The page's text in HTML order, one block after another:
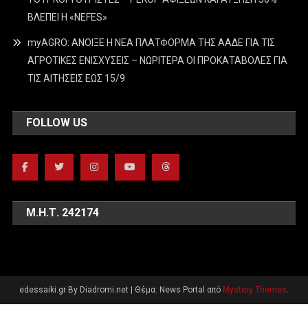
ΒΛΕΠΕΙ Η «NEFES»
myAGRO: ΑΝΟΙΞΕ Η ΝΕΑ ΠΛΑΤΦΟΡΜΑ ΤΗΣ ΑΑΔΕ ΓΙΑ ΤΙΣ
ΑΓΡΟΤΙΚΕΣ ΕΝΙΣΧΥΣΕΙΣ – ΝΩΡΙΤΕΡΑ ΟΙ ΠΡΟΚΑΤΑΒΟΛΕΣ ΓΙΑ
ΤΙΣ ΑΙΤΗΣΕΙΣ ΕΩΣ 15/9
FOLLOW US
Μ.Η.Τ. 242174
edessaiki.gr By Diadromi.net Θέμα: News Portal από Mystery Themes.